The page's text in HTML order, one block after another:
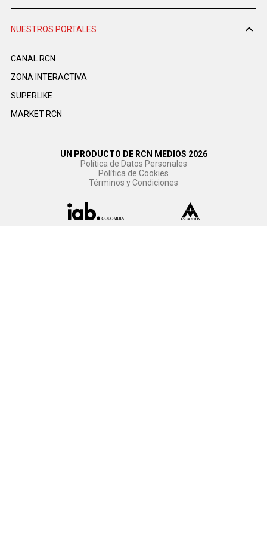
NUESTROS PORTALES
CANAL RCN
ZONA INTERACTIVA
SUPERLIKE
MARKET RCN
UN PRODUCTO DE RCN MEDIOS 2026
Política de Datos Personales
Política de Cookies
Términos y Condiciones